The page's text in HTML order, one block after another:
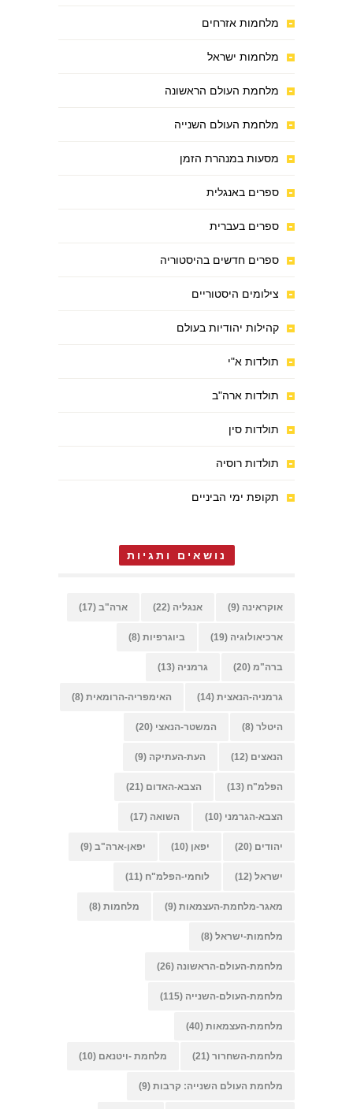
מלחמות אזרחים
מלחמות ישראל
מלחמת העולם הראשונה
מלחמת העולם השנייה
מסעות במנהרת הזמן
ספרים באנגלית
ספרים בעברית
ספרים חדשים בהיסטוריה
צילומים היסטוריים
קהילות יהודיות בעולם
תולדות א"י
תולדות ארה"ב
תולדות סין
תולדות רוסיה
תקופת ימי הביניים
נושאים ותגיות
אוקראינה (9) אנגליה (22) ארה"ב (17)
ארכיאולוגיה (19) ביוגרפיות (8)
ברה"מ (20) גרמניה (13)
גרמניה-הנאצית (14) האימפריה-הרומאית (8)
היטלר (8) המשטר-הנאצי (20)
הנאצים (12) העת-העתיקה (9)
הפלמ"ח (13) הצבא-האדום (21)
הצבא-הגרמני (10) השואה (17)
יהודים (20) יפאן (10) יפאן-ארה"ב (9)
ישראל (12) לוחמי-הפלמ"ח (11)
מאגר-מלחמת-העצמאות (9) מלחמות (8)
מלחמות-ישראל (8)
מלחמת-העולם-הראשונה (26)
מלחמת-העולם-השנייה (115)
מלחמת-העצמאות (40)
מלחמת-השחרור (21) מלחמת -ויטנאם (10)
מלחמת העולם השנייה: קרבות (9)